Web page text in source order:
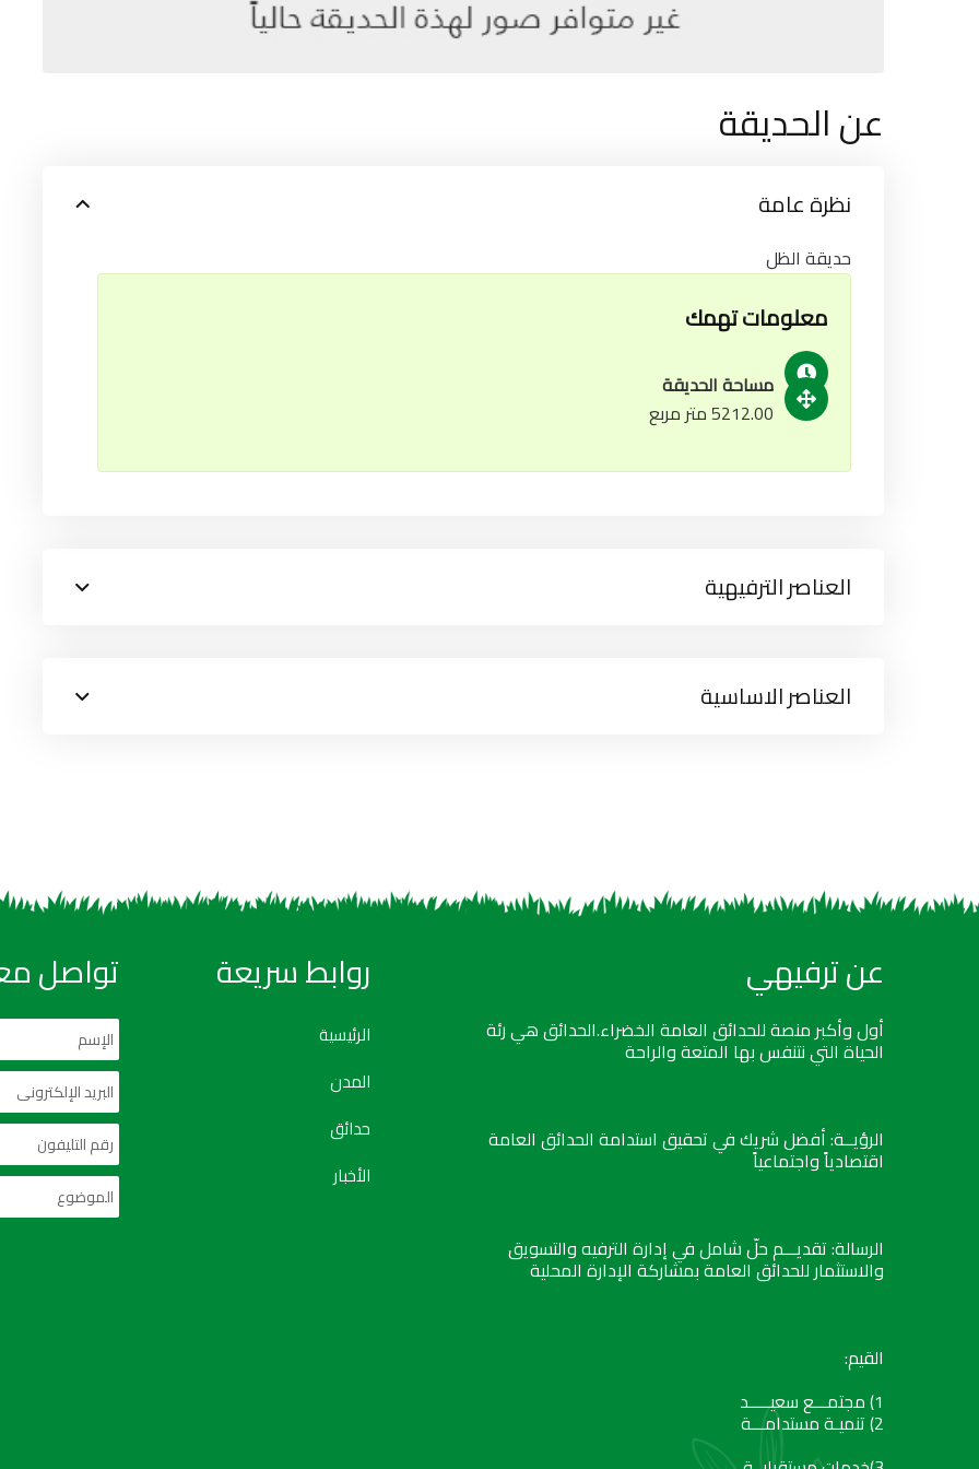
عن الحديقة
نظرة عامة
حديقة الظل
معلومات تهمك
مساحة الحديقة
5212.00 متر مربع
العناصر الترفيهية
العناصر الاساسية
عن ترفيهي
أول وأكبر منصة للحدائق العامة الخضراء.الحدائق هي رئة
الحياة التي نتنفس بها المتعة والراحة
الرؤيــة: أفضل شريك في تحقيق استدامة الحدائق العامة
اقتصادياً واجتماعياً
الرسالة: تقديـــم حلّ شامل في إدارة الترفيه والتسويق
والاستثمار للحدائق العامة بمشاركة الإدارة المحلية
القيم:
1) مجتمـــع سعيـــــد
2) تنميـة مستدامـــة
روابط سريعة
الرئيسية
المدن
حدائق
الأخبار
تواصل